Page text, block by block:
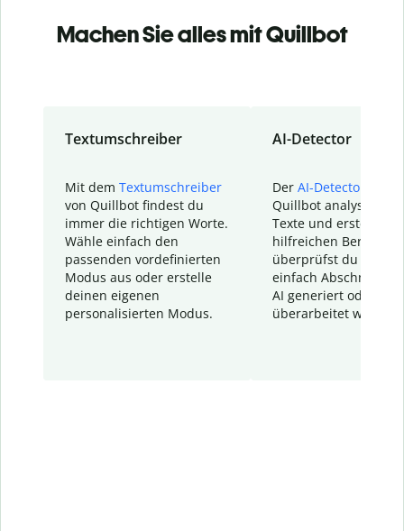
Machen Sie alles mit Quillbot
Textumschreiber
Mit dem Textumschreiber
von Quillbot findest du
immer die richtigen Worte.
Wähle einfach den
passenden vordefinierten
Modus aus oder erstelle
deinen eigenen
personalisierten Modus.
AI-Detector
Der AI-Detector
Quillbot analysiert
Texte und erstellt
hilfreichen Bericht.
überprüfst du
einfach Abschnitte,
AI generiert oder
überarbeitet wurden.